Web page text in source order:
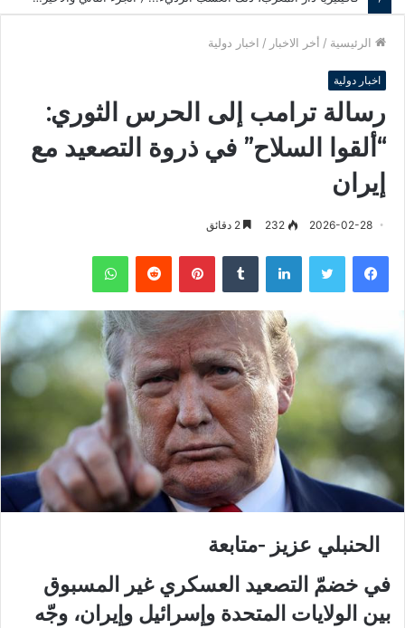
الرئيسية / أخر الاخبار / اخبار دولية
اخبار دولية
رسالة ترامب إلى الحرس الثوري:
“ألقوا السلاح” في ذروة التصعيد مع
إيران
2026-02-28
232
فيسبوك لينكدإن بينتيريست
الحنبلي عزيز -متابعة
في خضمّ التصعيد العسكري غير المسبوق
بين الولايات المتحدة وإسرائيل وإيران، وجّه